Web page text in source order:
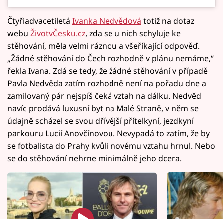
Čtyřiadvacetiletá Ivanka Nedvědová totiž na dotaz
webu ŽivotvČesku.cz, zda se u nich schyluje ke
stěhování, měla velmi ráznou a všeříkající odpověď.
„Žádné stěhování do Čech rozhodně v plánu nemáme,“
řekla Ivana. Zdá se tedy, že žádné stěhování v případě
Pavla Nedvěda zatím rozhodně není na pořadu dne a
zamilovaný pár nejspíš čeká vztah na dálku. Nedvěd
navíc prodává luxusní byt na Malé Straně, v něm se
údajně scházel se svou dřívější přítelkyní, jezdkyní
parkouru Lucií Anovčínovou. Nevypadá to zatím, že by
se fotbalista do Prahy kvůli novému vztahu hrnul. Nebo
se do stěhování nehrne minimálně jeho dcera.